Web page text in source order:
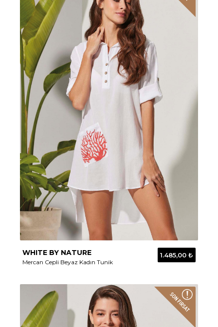
WHITE BY NATURE
Mercan Cepli Beyaz Kadın Tunik
1.485,00 ₺